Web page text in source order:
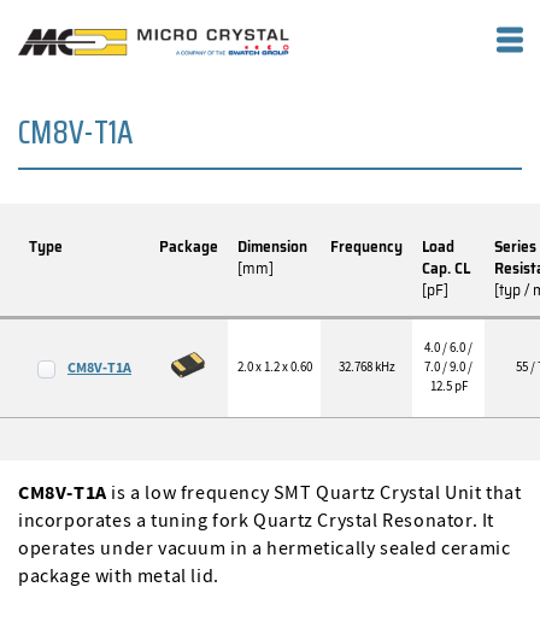
CM8V-T1A
Type Package
Dimension
[mm]
Frequency
Load
Cap. CL
[pF]
Series
[typ /
CM8V-T1A 2.0 x 1.2 x 0.60 32.768 kHz
4.0 / 6.0 /
7.0 / 9.0 /
12.5 pF
55 /
CM8V-T1Ais a low frequency SMT Quartz Crystal Unit that
incorporates a tuning fork Quartz Crystal Resonator. It
operates under vacuum in a hermetically sealed ceramic
package with metal lid.